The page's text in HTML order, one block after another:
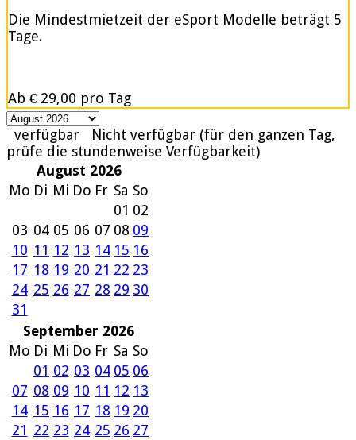
Die Mindestmietzeit der eSport Modelle beträgt 5
Tage.
Ab € 29,00 pro Tag
verfügbar
Nicht verfügbar (für den ganzen Tag,
prüfe die stundenweise Verfügbarkeit)
August 2026
Mo Di Mi Do Fr Sa So
01 02
03 04 05 06 07 08 09
10 11 12 13 14 15 16
17 18 19 20 21 22 23
24 25 26 27 28 29 30
31
September 2026
Mo Di Mi Do Fr Sa So
01 02 03 04 05 06
07 08 09 10 11 12 13
14 15 16 17 18 19 20
21 22 23 24 25 26 27